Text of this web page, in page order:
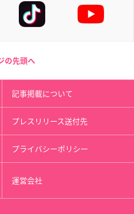
の先頭へ
記事掲載について
プレスリリース送付先
プライバシーポリシー
運営会社